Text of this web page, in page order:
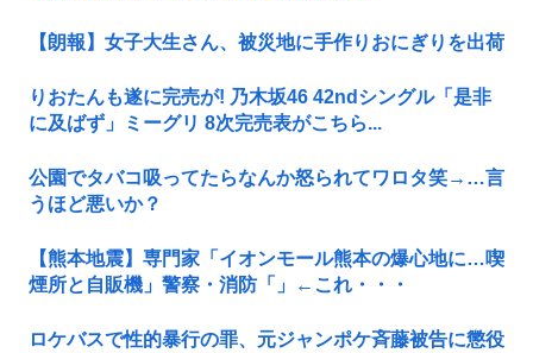
【朗報】女子大生さん、被災地に手作りおにぎりを出荷
りおたんも遂に完売が! 乃木坂46 42ndシングル「是非
に及ばず」ミーグリ 8次完売表がこちら...
公園でタバコ吸ってたらなんか怒られてワロタ笑→…言
うほど悪いか？
【熊本地震】専門家「イオンモール熊本の爆心地に…喫
煙所と自販機」警察・消防「」←これ・・・
ロケバスで性的暴行の罪、元ジャンポケ斉藤被告に懲役